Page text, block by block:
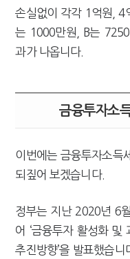
손실없이 각각 1억원, 4
는 1000만원, B는
과가 나옵니다.
금융투자소
이번에는 금융투자소득
되짚어 보겠습니다.
정부는 지난 2020년 6
어 ‘금융투자 활성화 및
추진방향’을 발표했습